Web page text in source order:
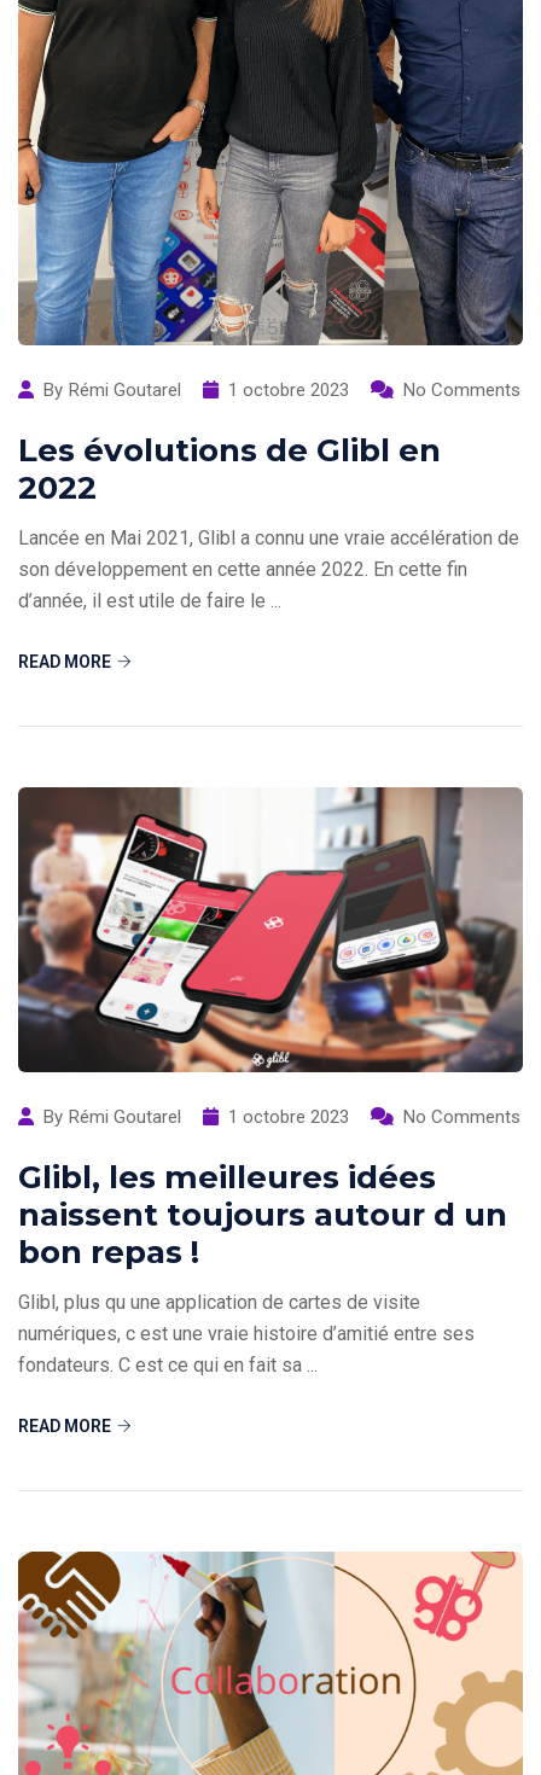
By Rémi Goutarel 1 octobre 2023 No Comments
Les évolutions de Glibl en
2022
Lancée en Mai 2021, Glibl a connu une vraie accélération de
son développement en cette année 2022. En cette fin
d’année, il est utile de faire le ...
READ MORE
By Rémi Goutarel 1 octobre 2023 No Comments
Glibl, les meilleures idées
naissent toujours autour d un
bon repas !
Glibl, plus qu une application de cartes de visite
numériques, c est une vraie histoire d’amitié entre ses
fondateurs. C est ce qui en fait sa ...
READ MORE